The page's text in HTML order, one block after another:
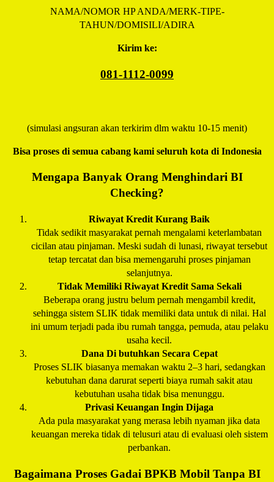
NAMA/NOMOR HP ANDA/MERK-TIPE-
TAHUN/DOMISILI/ADIRA
Kirim ke:
081-1112-0099
(simulasi angsuran akan terkirim dlm waktu 10-15 menit)
Bisa proses di semua cabang kami seluruh kota di Indonesia
Mengapa Banyak Orang Menghindari BI
Checking?
Riwayat Kredit Kurang Baik
Tidak sedikit masyarakat pernah mengalami keterlambatan
cicilan atau pinjaman. Meski sudah di lunasi, riwayat tersebut
tetap tercatat dan bisa memengaruhi proses pinjaman
selanjutnya.
Tidak Memiliki Riwayat Kredit Sama Sekali
Beberapa orang justru belum pernah mengambil kredit,
sehingga sistem SLIK tidak memiliki data untuk di nilai. Hal
ini umum terjadi pada ibu rumah tangga, pemuda, atau pelaku
usaha kecil.
Dana Di butuhkan Secara Cepat
Proses SLIK biasanya memakan waktu 2–3 hari, sedangkan
kebutuhan dana darurat seperti biaya rumah sakit atau
kebutuhan usaha tidak bisa menunggu.
Privasi Keuangan Ingin Dijaga
Ada pula masyarakat yang merasa lebih nyaman jika data
keuangan mereka tidak di telusuri atau di evaluasi oleh sistem
perbankan.
Bagaimana Proses Gadai BPKB Mobil Tanpa BI